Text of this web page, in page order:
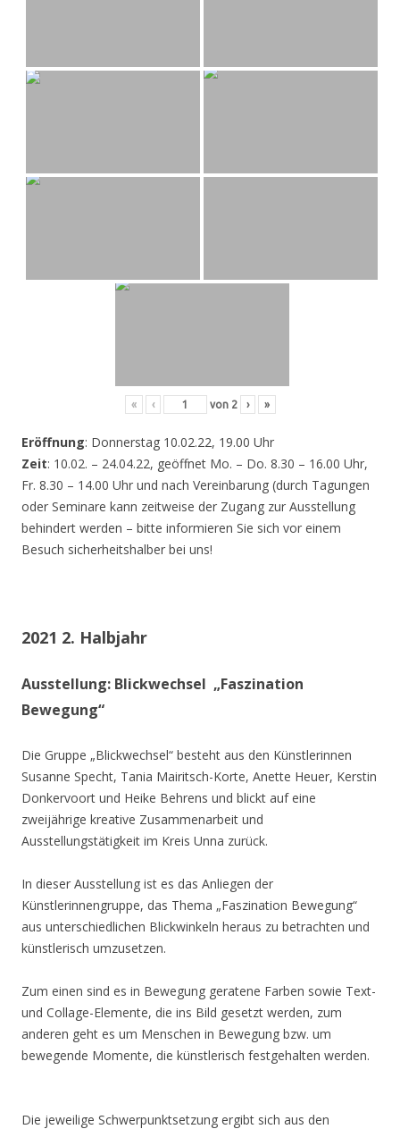
« ‹ von 2 › »
Eröffnung: Donnerstag 10.02.22, 19.00 Uhr
Zeit: 10.02. – 24.04.22, geöffnet Mo. – Do. 8.30 – 16.00 Uhr,
Fr. 8.30 – 14.00 Uhr und nach Vereinbarung (durch Tagungen
oder Seminare kann zeitweise der Zugang zur Ausstellung
behindert werden – bitte informieren Sie sich vor einem
Besuch sicherheitshalber bei uns!
2021 2. Halbjahr
Ausstellung: Blickwechsel „Faszination
Bewegung“
Die Gruppe „Blickwechsel“ besteht aus den Künstlerinnen
Susanne Specht, Tania Mairitsch-Korte, Anette Heuer, Kerstin
Donkervoort und Heike Behrens und blickt auf eine
zweijährige kreative Zusammenarbeit und
Ausstellungstätigkeit im Kreis Unna zurück.
In dieser Ausstellung ist es das Anliegen der
Künstlerinnengruppe, das Thema „Faszination Bewegung“
aus unterschiedlichen Blickwinkeln heraus zu betrachten und
künstlerisch umzusetzen.
Zum einen sind es in Bewegung geratene Farben sowie Text-
und Collage-Elemente, die ins Bild gesetzt werden, zum
anderen geht es um Menschen in Bewegung bzw. um
bewegende Momente, die künstlerisch festgehalten werden.
Die jeweilige Schwerpunktsetzung ergibt sich aus den